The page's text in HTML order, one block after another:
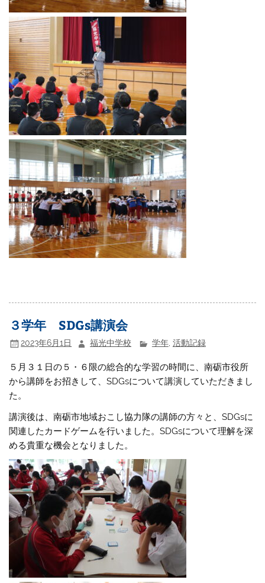
３学年 SDGs講演会
2023年6月1日 福光中学校 学年, 活動記録
５月３１日の５・６限の総合的な学習の時間に、南砺市役所
から講師をお招きして、SDGsについて講演していただきまし
た。
講演後は、南砺市地域おこし協力隊の講師の方々と、SDGsに
関連したカードゲームを行いました。SDGsについて理解を深
める貴重な機会となりました。